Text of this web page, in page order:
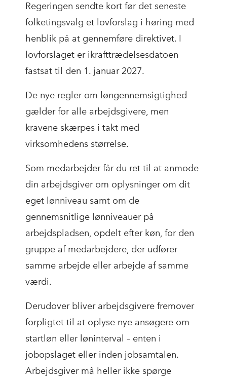
Regeringen sendte kort før det seneste
folketingsvalg et lovforslag i høring med
henblik på at gennemføre direktivet. I
lovforslaget er ikrafttrædelsesdatoen
fastsat til den 1. januar 2027.
De nye regler om løngennemsigtighed
gælder for alle arbejdsgivere, men
kravene skærpes i takt med
virksomhedens størrelse.
Som medarbejder får du ret til at anmode
din arbejdsgiver om oplysninger om dit
eget lønniveau samt om de
gennemsnitlige lønniveauer på
arbejdspladsen, opdelt efter køn, for den
gruppe af medarbejdere, der udfører
samme arbejde eller arbejde af samme
værdi.
Derudover bliver arbejdsgivere fremover
forpligtet til at oplyse nye ansøgere om
startløn eller løninterval – enten i
jobopslaget eller inden jobsamtalen.
Arbejdsgiver må heller ikke spørge